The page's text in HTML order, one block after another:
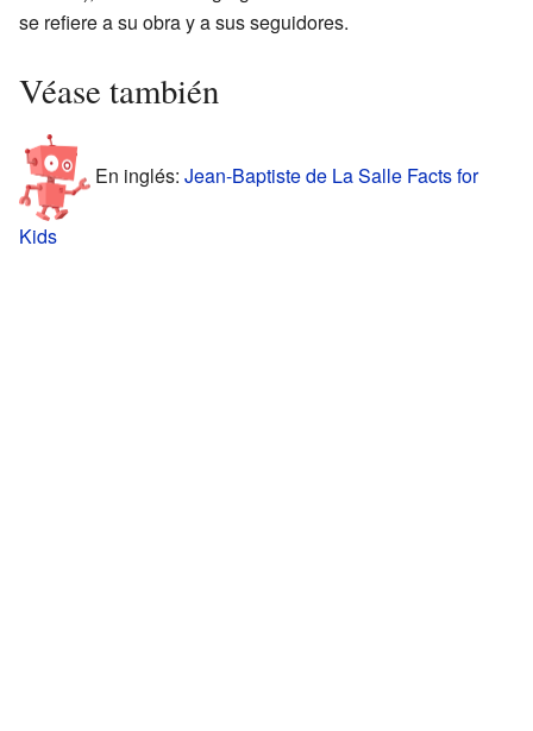
se refiere a su obra y a sus seguidores.
Véase también
En inglés: Jean-Baptiste de La Salle Facts for
Kids